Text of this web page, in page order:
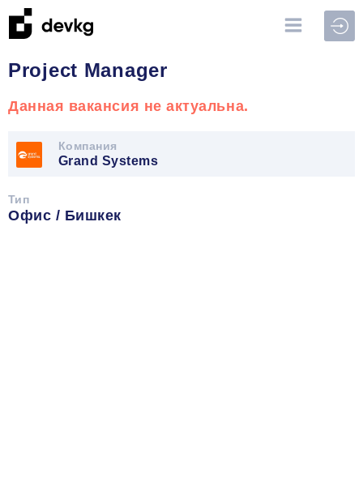
Project Manager
Данная вакансия не актуальна.
Компания
Grand Systems
Тип
Офис / Бишкек